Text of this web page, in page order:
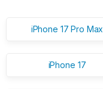
iPhone 17 Pro Max
iPhone 17